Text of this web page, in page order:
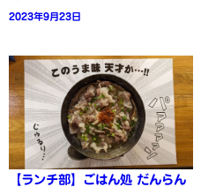
2023年9月23日
【ランチ部】ごはん処 だんらん